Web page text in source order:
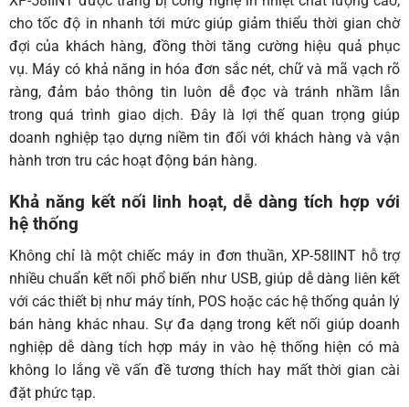
cho tốc độ in nhanh tới mức giúp giảm thiểu thời gian chờ
đợi của khách hàng, đồng thời tăng cường hiệu quả phục
vụ. Máy có khả năng in hóa đơn sắc nét, chữ và mã vạch rõ
ràng, đảm bảo thông tin luôn dễ đọc và tránh nhầm lẫn
trong quá trình giao dịch. Đây là lợi thế quan trọng giúp
doanh nghiệp tạo dựng niềm tin đối với khách hàng và vận
hành trơn tru các hoạt động bán hàng.
Khả năng kết nối linh hoạt, dễ dàng tích hợp với
hệ thống
Không chỉ là một chiếc máy in đơn thuần, XP-58IINT hỗ trợ
nhiều chuẩn kết nối phổ biến như USB, giúp dễ dàng liên kết
với các thiết bị như máy tính, POS hoặc các hệ thống quản lý
bán hàng khác nhau. Sự đa dạng trong kết nối giúp doanh
nghiệp dễ dàng tích hợp máy in vào hệ thống hiện có mà
không lo lắng về vấn đề tương thích hay mất thời gian cài
đặt phức tạp.